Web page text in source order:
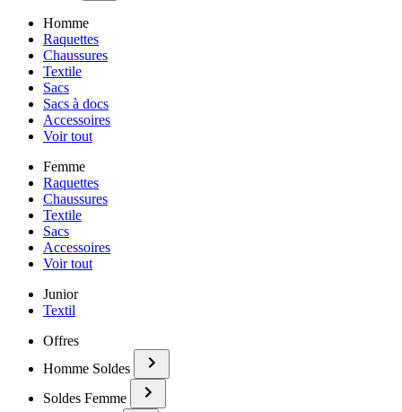
Homme
Raquettes
Chaussures
Textile
Sacs
Sacs à docs
Accessoires
Voir tout
Femme
Raquettes
Chaussures
Textile
Sacs
Accessoires
Voir tout
Junior
Textil
Offres
Homme Soldes
Soldes Femme